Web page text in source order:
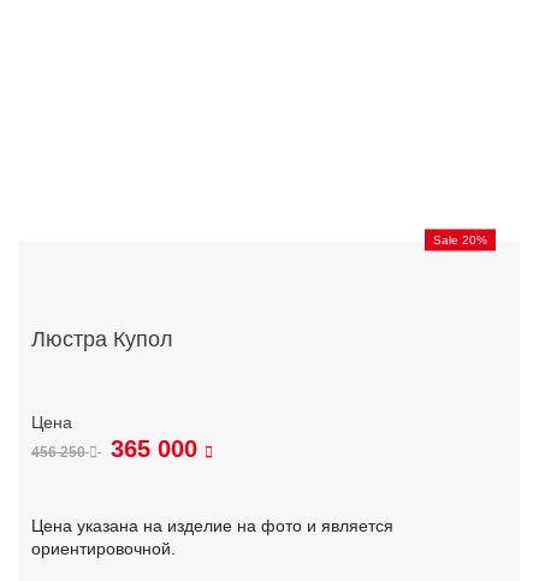
Sale 20%
Люстра Купол
456 250 365 000
Цена указана на изделие на фото и является
ориентировочной.